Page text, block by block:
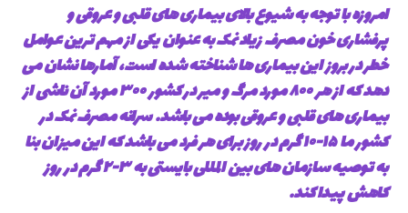
امروزه با توجه به شیوع بالای بیماری های قلبی و عروقی و
پرفشاری خون مصرف زیاد نمک به عنوان یکی از مهم ترین عوامل
خطر در بروز این بیماری ها شناخته شده است، آمارها نشان می
دهد که از هر ۸۰۰ مورد مرگ و میر در کشور ۳۰۰ مورد آن ناشی از
بیماری های قلبی و عروقی بوده می باشد. سرانه مصرف نمک در
کشور ما ۱۵-۱۰ گرم در روز برای هر فرد می باشد که این میزان بنا
به توصیه سازمان های بین المللی بایستی به ۳-۲ گرم در روز
کاهش پیدا کند.